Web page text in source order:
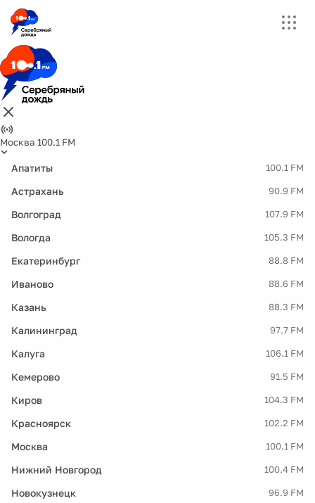
Москва 100.1 FM
Апатиты 100.1 FM
Астрахань 90.9 FM
Волгоград 107.9 FM
Вологда 105.3 FM
Екатеринбург 88.8 FM
Иваново 88.6 FM
Казань 88.3 FM
Калининград 97.7 FM
Калуга 106.1 FM
Кемерово 91.5 FM
Киров 104.3 FM
Красноярск 102.2 FM
Москва 100.1 FM
Нижний Новгород 100.4 FM
Новокузнецк 96.9 FM